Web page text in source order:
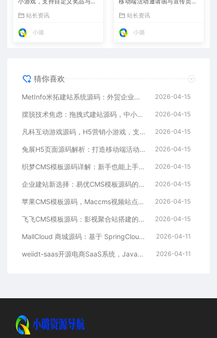
站长资讯
小璐
站长资讯
小璐
猜你喜欢
MetInfo米拓建站系统源码：外贸企业官网的高性价比之选，内置SEO省心落地 2026-04-15
摆脱技术焦虑：拖拽式建站源码，中小企业的数字化捷径 2026-04-15
凡科互动游戏源码，H5营销小游戏，支持自定义奖品与分享 2026-04-15
兔展H5页面源码解析：打造移动端活动邀请函与宣传页的利器 2026-04-15
织梦CMS模板源码详解：新手也能上手的DedeCMS二次开发与建站指南 2026-04-15
企业建站新选择：易优CMS模板源码的多语言与SEO优势 2026-04-15
苹果CMS模板源码，Maccms视频站点，影视资源站模板首选 2026-04-15
飞飞CMS模板源码：影视聚合站搭建的理想之选 2026-04-15
MallCloud 商城源码：基于 SpringCloud Alibaba 的高并发电商系统深度解析 2026-04-11
weiidt-saas开源电商SaaS系统，Java社区版，支持多租户与插件化扩展 2026-04-11